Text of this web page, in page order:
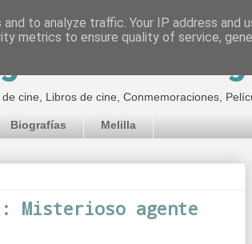
de Jorge
cine, Libros de cine, Conmemoraciones,
Biografías Melilla
Misterioso agente
to analyze traffic. Your IP address and
metrics to ensure quality of service,